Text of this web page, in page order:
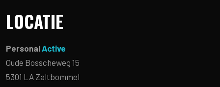
LOCATIE
PersonalActive
Oude Bosscheweg 15
5301 LA Zaltbommel